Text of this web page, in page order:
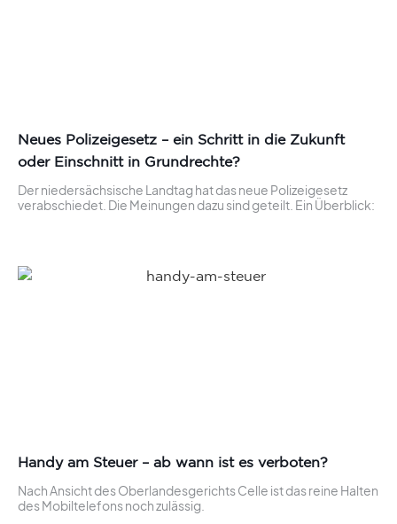
Neues Polizeigesetz – ein Schritt in die Zukunft
oder Einschnitt in Grundrechte?
Der niedersächsische Landtag hat das neue Polizeigesetz
verabschiedet. Die Meinungen dazu sind geteilt. Ein Überblick:
Handy am Steuer – ab wann ist es verboten?
Nach Ansicht des Oberlandesgerichts Celle ist das reine Halten
des Mobiltelefons noch zulässig.